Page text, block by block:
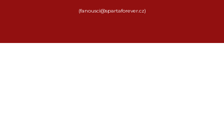
(fanousci@spartaforever.cz)